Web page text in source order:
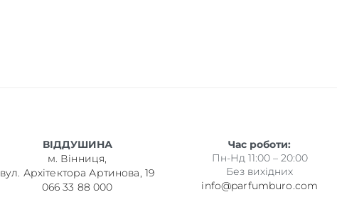
ВІДДУШИНА
м. Вінниця,
вул. Архітектора Артинова, 19
066 33 88 000
Час роботи:
Пн-Нд 11:00 – 20:00
Без вихідних
info@parfumburo.com